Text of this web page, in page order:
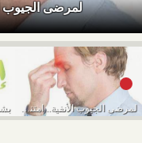
لمرضى الجيوب
لمرضى الجيوب الأنفية.. امتنع عن هذه الاطعمة